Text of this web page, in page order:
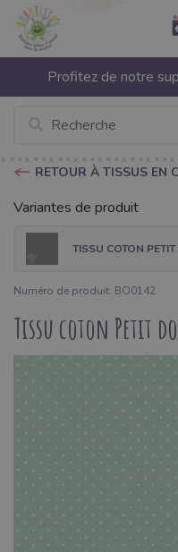
Profitez de notre
RETOUR À TISSUS EN
Variantes de produit
TISSU COTON
Numéro de produit: BO0142
Tissu coton Petit